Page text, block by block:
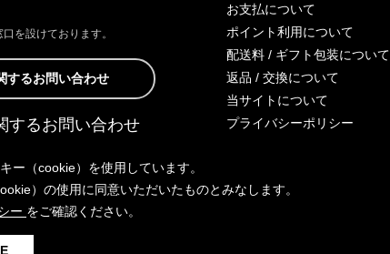
を設けております。
するお問い合わせ
するお問い合わせ
す。
お支払について
ポイント利用について
配送料 / ギフト包装について
返品 / 交換について
当サイトについて
プライバシーポリシー
お問い合わせ
ー（cookie）を使用しています。
）の使用に同意いただいたものとみなします。
ー をご確認ください。